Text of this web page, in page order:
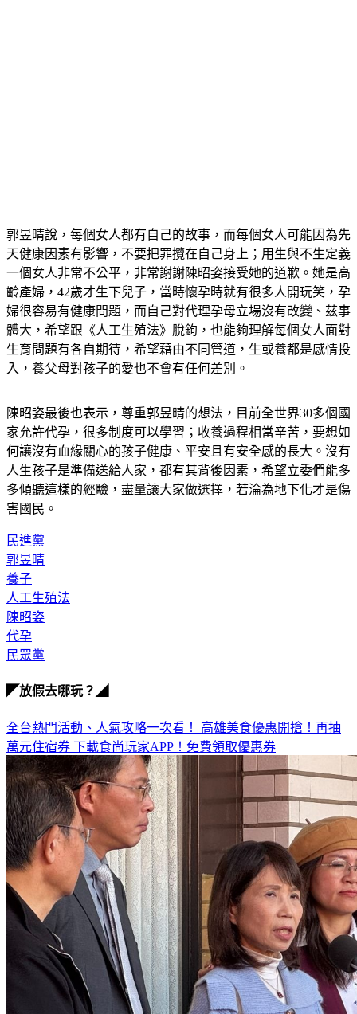
郭昱晴說，每個女人都有自己的故事，而每個女人可能因為先
天健康因素有影響，不要把罪攬在自己身上；用生與不生定義
一個女人非常不公平，非常謝謝陳昭姿接受她的道歉。她是高
齡產婦，42歲才生下兒子，當時懷孕時就有很多人開玩笑，孕
婦很容易有健康問題，而自己對代理孕母立場沒有改變、茲事
體大，希望跟《人工生殖法》脫鉤，也能夠理解每個女人面對
生育問題有各自期待，希望藉由不同管道，生或養都是感情投
入，養父母對孩子的愛也不會有任何差別。
陳昭姿最後也表示，尊重郭昱晴的想法，目前全世界30多個國
家允許代孕，很多制度可以學習；收養過程相當辛苦，要想如
何讓沒有血緣關心的孩子健康、平安且有安全感的長大。沒有
人生孩子是準備送給人家，都有其背後因素，希望立委們能多
多傾聽這樣的經驗，盡量讓大家做選擇，若淪為地下化才是傷
害國民。
民進黨
郭昱晴
養子
人工生殖法
陳昭姿
代孕
民眾黨
◤放假去哪玩？◢
全台熱門活動、人氣攻略一次看！ 高雄美食優惠開搶！再抽
萬元住宿券 下載食尚玩家APP！免費領取優惠券